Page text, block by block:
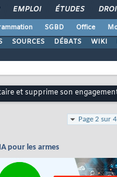
EMPLOI ÉTUDES
SGBD Office
SOURCES DÉBATS WIKI
et supprime son
Page 2 sur 4
pour les armes